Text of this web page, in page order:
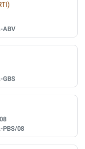
ABV
GBS
PBS/08